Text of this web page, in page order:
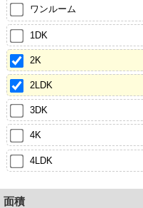
ワンルーム
1DK
2K
2LDK
3DK
4K
4LDK
面積